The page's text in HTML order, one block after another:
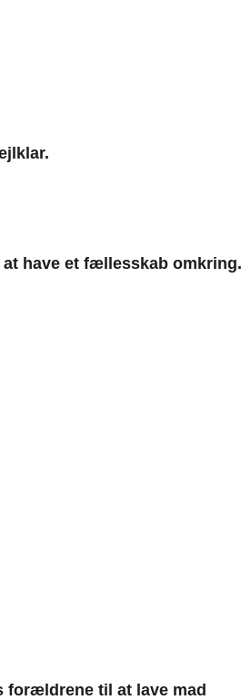
have et fællesskab omkring.
forældrene til at lave mad